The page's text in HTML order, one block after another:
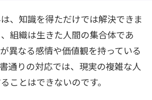
、知識を得ただけでは解決できま
組織は生きた人間の集合体であ
異なる感情や価値観を持っている
通りの対応では、現実の複雑な人
ことはできないのです。